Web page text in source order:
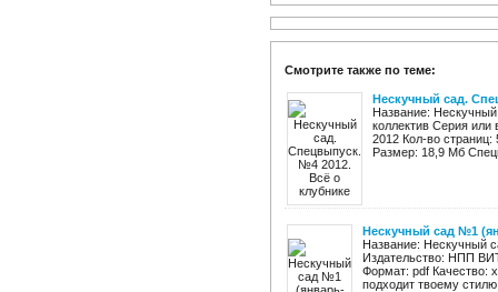
Смотрите также по теме:
Нескучный сад.
Название:
коллектив Серия
2012 Кол-во
Размер: 18,9 Мб
Нескучный сад №1
Название: Нескучный
Издательство: НПП
Формат: pdf Качество:
подходит твоему